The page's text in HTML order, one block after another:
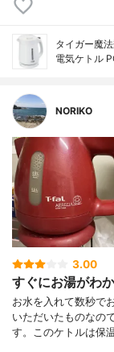
タイガー魔
電気ケトル
NORIKO
3.00
すぐにお湯がわ
お水を入れて数秒で
いただいたものなの
す。このケトルは保